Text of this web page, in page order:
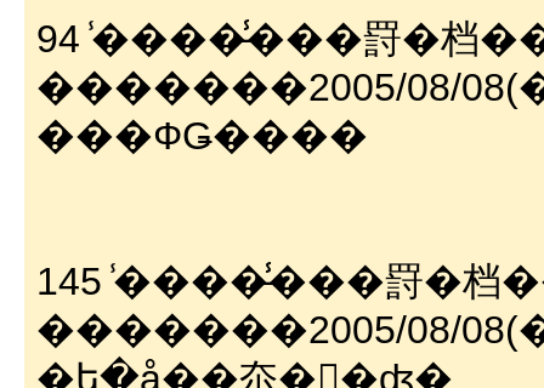
94 ̾����̵̾���罸�档
�������2005/08/
���ФǤ����
145 ̾����̵̾���罸�档
�������2005/08/
�ե�å��夵�򼺤�ʤ�